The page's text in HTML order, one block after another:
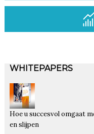
WHITEPAPERS
Hoe u succesvol omgaat
en slijpen